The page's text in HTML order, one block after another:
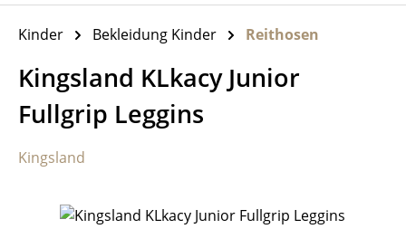
Kinder Bekleidung Kinder Reithosen
Kingsland KLkacy Junior
Fullgrip Leggins
Kingsland
Bildergalerie überspringen